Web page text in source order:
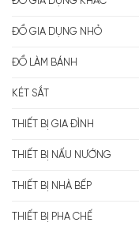
ĐỒ GIA DỤNG NHỎ
ĐỒ LÀM BÁNH
KÉT SẮT
THIẾT BỊ GIA ĐÌNH
THIẾT BỊ NẤU NƯỚNG
THIẾT BỊ NHÀ BẾP
THIẾT BỊ PHA CHẾ